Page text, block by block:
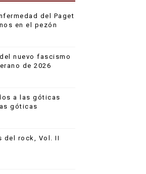
del Paget
en el pezón
nuevo fascismo
de 2026
a las góticas
góticas
del rock, Vol. II